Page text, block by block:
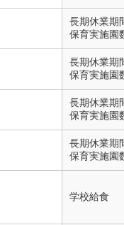
長期休業期
保育実施園
長期休業期
保育実施園
長期休業期
保育実施園
長期休業期
保育実施園
学校給食